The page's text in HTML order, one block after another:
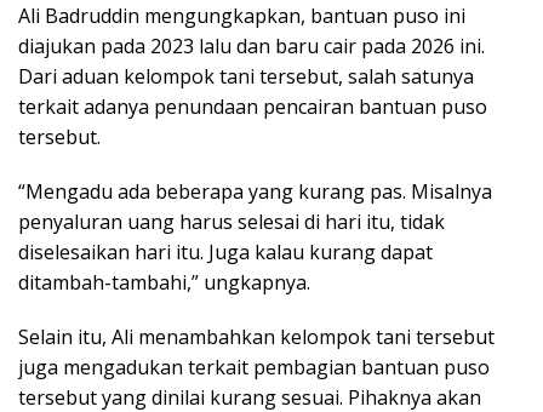
Ali Badruddin mengungkapkan, bantuan puso ini
diajukan pada 2023 lalu dan baru cair pada 2026 ini.
Dari aduan kelompok tani tersebut, salah satunya
terkait adanya penundaan pencairan bantuan puso
tersebut.
“Mengadu ada beberapa yang kurang pas. Misalnya
penyaluran uang harus selesai di hari itu, tidak
diselesaikan hari itu. Juga kalau kurang dapat
ditambah-tambahi,” ungkapnya.
Selain itu, Ali menambahkan kelompok tani tersebut
juga mengadukan terkait pembagian bantuan puso
tersebut yang dinilai kurang sesuai. Pihaknya akan